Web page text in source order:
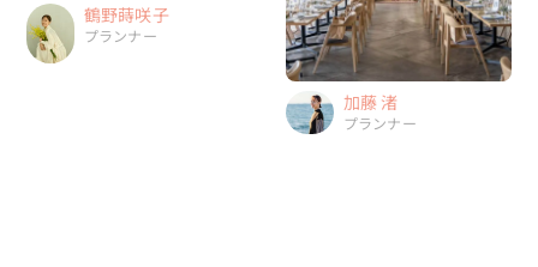
鶴野蒔咲子
プランナー
加藤 渚
プランナー